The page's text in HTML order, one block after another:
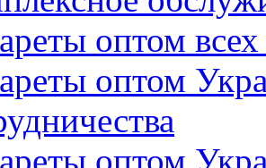
оптом
оптом